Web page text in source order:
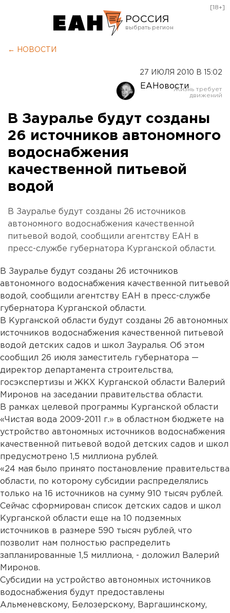
РОССИЯ
Оренбург
[18+]
← НОВОСТИ
27 ИЮЛЯ 2010 В 15:02
ЕАНовости
В Зауралье будут созданы
26 источников автономного
водоснабжения
качественной питьевой
водой
В Зауралье будут созданы 26 источников
автономного водоснабжения качественной
питьевой водой, сообщили агентству ЕАН в
пресс-службе губернатора Курганской области.
В Зауралье будут созданы 26 источников
автономного водоснабжения качественной питьевой
водой, сообщили агентству ЕАН в пресс-службе
губернатора Курганской области.
В Курганской области будут созданы 26 автономных
источников водоснабжения качественной питьевой
водой детских садов и школ Зауралья. Об этом
сообщил 26 июля заместитель губернатора —
директор департамента строительства,
госэкспертизы и ЖКХ Курганской области Валерий
Миронов на заседании правительства области.
В рамках целевой программы Курганской области
«Чистая вода 2009-2011 г.» в областном бюджете на
устройство автономных источников водоснабжения
качественной питьевой водой детских садов и школ
предусмотрено 1,5 миллиона рублей.
«24 мая было принято постановление правительства
области, по которому субсидии распределялись
только на 16 источников на сумму 910 тысяч рублей.
Сейчас сформирован список детских садов и школ
Курганской области еще на 10 подземных
источников в размере 590 тысяч рублей, что
позволит нам полностью распределить
запланированные 1,5 миллиона, - доложил Валерий
Миронов.
Субсидии на устройство автономных источников
водоснабжения будут предоставлены
Альменевскому, Белозерскому, Варгашинскому,